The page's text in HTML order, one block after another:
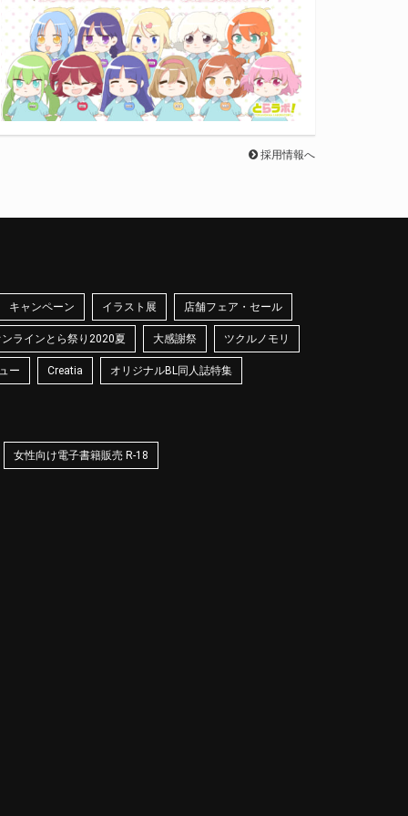
採用情報へ
キャンペーン イラスト展 店舗フェア・セール
ラインとら祭り2020夏 大感謝祭 ツクルノモリ
ー Creatia オリジナルBL同人誌特集
女性向け電子書籍販売 R-18